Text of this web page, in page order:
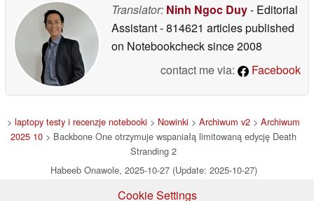
Translator: Ninh Ngoc Duy- Editorial
Assistant- 814621 articles published
on Notebookchecksince 2008
contact me via:
Facebook
> laptopy testy i recenzje notebooki > Nowinki > Archiwum v2 > Archiwum
2025 10 > Backbone One otrzymuje wspaniałą limitowaną edycję Death
Stranding 2
Habeeb Onawole, 2025-10-27 (Update: 2025-10-27)
Cookie Settings